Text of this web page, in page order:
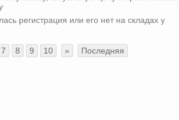
регистрация или его нет на складах у
7 8 9 10 » Последняя